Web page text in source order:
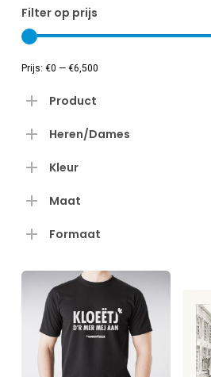
Filter op prijs
Prijs: €0 — €6,500
Product
Heren/Dames
Kleur
Maat
Formaat